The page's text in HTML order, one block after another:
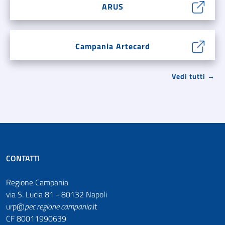
ARUS
Campania Artecard
Vedi tutti →
CONTATTI
Regione Campania
via S. Lucia 81 - 80132 Napoli
urp@pec.regione.campania.it
CF 80011990639